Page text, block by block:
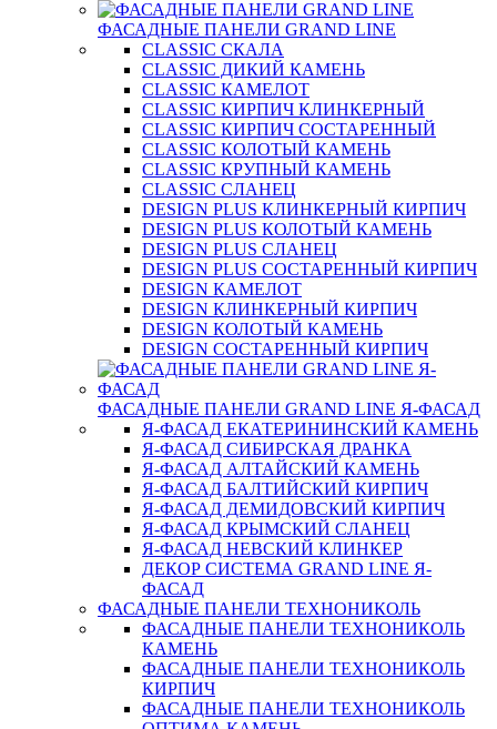
ФАСАДНЫЕ ПАНЕЛИ GRAND LINE
CLASSIC СКАЛА
CLASSIC ДИКИЙ КАМЕНЬ
CLASSIC КАМЕЛОТ
CLASSIC КИРПИЧ КЛИНКЕРНЫЙ
CLASSIC КИРПИЧ СОСТАРЕННЫЙ
CLASSIC КОЛОТЫЙ КАМЕНЬ
CLASSIC КРУПНЫЙ КАМЕНЬ
CLASSIC СЛАНЕЦ
DESIGN PLUS КЛИНКЕРНЫЙ КИРПИЧ
DESIGN PLUS КОЛОТЫЙ КАМЕНЬ
DESIGN PLUS СЛАНЕЦ
DESIGN PLUS СОСТАРЕННЫЙ КИРПИЧ
DESIGN КАМЕЛОТ
DESIGN КЛИНКЕРНЫЙ КИРПИЧ
DESIGN КОЛОТЫЙ КАМЕНЬ
DESIGN СОСТАРЕННЫЙ КИРПИЧ
ФАСАДНЫЕ ПАНЕЛИ GRAND LINE Я-ФАСАД
Я-ФАСАД ЕКАТЕРИНИНСКИЙ КАМЕНЬ
Я-ФАСАД СИБИРСКАЯ ДРАНКА
Я-ФАСАД АЛТАЙСКИЙ КАМЕНЬ
Я-ФАСАД БАЛТИЙСКИЙ КИРПИЧ
Я-ФАСАД ДЕМИДОВСКИЙ КИРПИЧ
Я-ФАСАД КРЫМСКИЙ СЛАНЕЦ
Я-ФАСАД НЕВСКИЙ КЛИНКЕР
ДЕКОР СИСТЕМА GRAND LINE Я-
ФАСАД
ФАСАДНЫЕ ПАНЕЛИ ТЕХНОНИКОЛЬ
ФАСАДНЫЕ ПАНЕЛИ ТЕХНОНИКОЛЬ
КАМЕНЬ
ФАСАДНЫЕ ПАНЕЛИ ТЕХНОНИКОЛЬ
КИРПИЧ
ФАСАДНЫЕ ПАНЕЛИ ТЕХНОНИКОЛЬ